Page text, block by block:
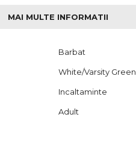
MAI MULTE INFORMATII
Barbat
White/Varsity Green
Incaltaminte
Adult